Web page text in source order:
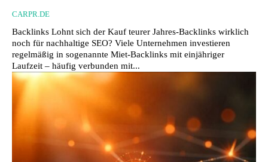
CARPR.DE
Backlinks Lohnt sich der Kauf teurer Jahres-Backlinks wirklich
noch für nachhaltige SEO? Viele Unternehmen investieren
regelmäßig in sogenannte Miet-Backlinks mit einjähriger
Laufzeit – häufig verbunden mit...